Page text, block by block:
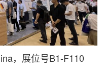
，展位号B1-F110